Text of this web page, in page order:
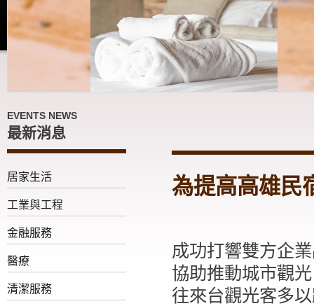
EVENTS NEWS
最新消息
居家生活
工業與工程
金融服務
醫療
清潔服務
為提高高雄民
成功打響雙方企
協助推動城市觀
往來台觀光客多